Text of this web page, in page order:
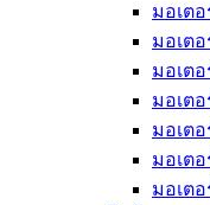
มอเต
มอเต
มอเต
มอเตอ
มอเตอ
มอเตอ
มอเตอ